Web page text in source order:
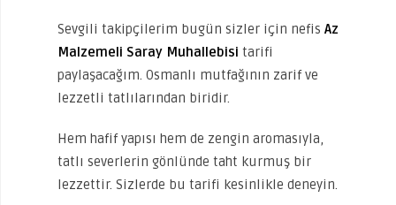
Sevgili takipçilerim bugün sizler için nefis Az
Malzemeli Saray Muhallebisi tarifi
paylaşacağım. Osmanlı mutfağının zarif ve
lezzetli tatlılarından biridir.
Hem hafif yapısı hem de zengin aromasıyla,
tatlı severlerin gönlünde taht kurmuş bir
lezzettir. Sizlerde bu tarifi kesinlikle deneyin.